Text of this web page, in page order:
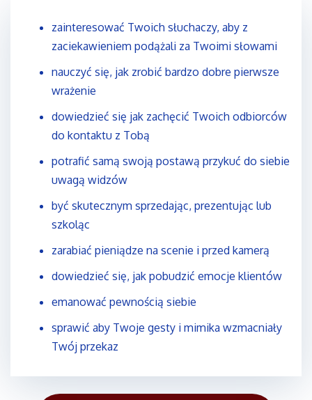
zainteresować Twoich słuchaczy, aby z
zaciekawieniem podążali za Twoimi słowami
nauczyć się, jak zrobić bardzo dobre pierwsze
wrażenie
dowiedzieć się jak zachęcić Twoich odbiorców
do kontaktu z Tobą
potrafić samą swoją postawą przykuć do siebie
uwagą widzów
być skutecznym sprzedając, prezentując lub
szkoląc
zarabiać pieniądze na scenie i przed kamerą
dowiedzieć się, jak pobudzić emocje klientów
emanować pewnością siebie
sprawić aby Twoje gesty i mimika wzmacniały
Twój przekaz